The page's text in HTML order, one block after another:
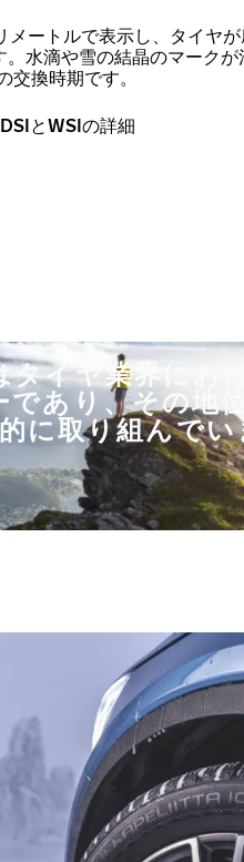
メートルで表示し、タイヤ
水滴や雪の結晶のマーク
交換時期です。
DSIとWSIの詳細
タイヤ業界にお
であり、その地
に取り組んでい